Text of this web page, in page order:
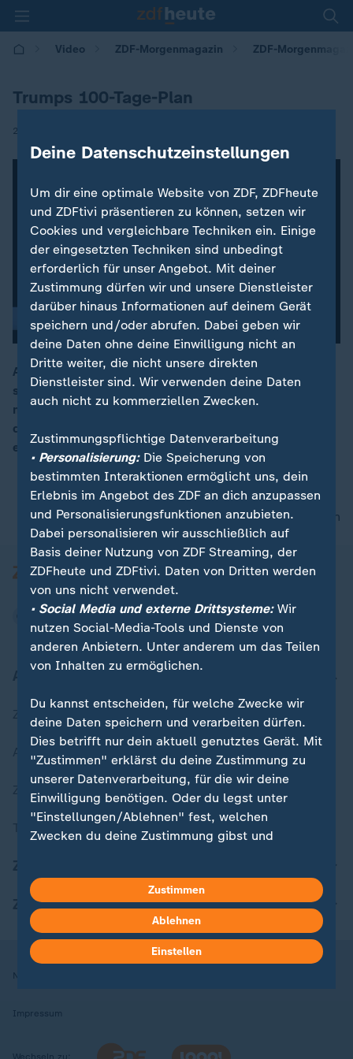
Video ZDF-Morgenmagazin ZDF-
Trumps 100-Tage-Plan
22.11.2016 | 08:35
00:05
America first - Wie das aussehen soll, davon werden
sich die Amerikaner nun Schritt für Schritt ein Bild
machen können. In einer Videobotschaft hat der
designierte US-Präsident Trump sein Programm für die
ersten 100 Tage präsentiert.
nach oben
Zuletzt veröffentlicht
Aktuelle Sendungs-Videos
ZDFheute Stories
Themen im Überblick
ZDFheute Apps
Nutzungsbedingungen
Impressum
Wechseln zu:
Deine Datenschutzeinstellungen
Um dir eine optimale Website von ZDF, ZDFheute
und ZDFtivi präsentieren zu können, setzen wir
Cookies und vergleichbare Techniken ein. Einige
der eingesetzten Techniken sind unbedingt
erforderlich für unser Angebot. Mit deiner
Zustimmung dürfen wir und unsere Dienstleister
darüber hinaus Informationen auf deinem Gerät
speichern und/oder abrufen. Dabei geben wir
deine Daten ohne deine Einwilligung nicht an
Dritte weiter, die nicht unsere direkten
Dienstleister sind. Wir verwenden deine Daten
auch nicht zu kommerziellen Zwecken.
Zustimmungspflichtige Datenverarbeitung
• Personalisierung:Die Speicherung von
bestimmten Interaktionen ermöglicht uns, dein
Erlebnis im Angebot des ZDF an dich anzupassen
und Personalisierungsfunktionen anzubieten.
Dabei personalisieren wir ausschließlich auf
Basis deiner Nutzung von ZDF Streaming, der
ZDFheute und ZDFtivi. Daten von Dritten werden
von uns nicht verwendet.
• Social Media und externe Drittsysteme:Wir
nutzen Social-Media-Tools und Dienste von
anderen Anbietern. Unter anderem um das Teilen
von Inhalten zu ermöglichen.
Du kannst entscheiden, für welche Zwecke wir
deine Daten speichern und verarbeiten dürfen.
Dies betrifft nur dein aktuell genutztes Gerät. Mit
"Zustimmen" erklärst du deine Zustimmung zu
unserer Datenverarbeitung, für die wir deine
Einwilligung benötigen. Oder du legst unter
"Einstellungen/Ablehnen" fest, welchen
Zwecken du deine Zustimmung gibst und
in deinen Einstellungen widerrufen oder ändern.
Hier findest du das Impressum.
Weitere Informationen findest du in unserer
Datenschutzerklärung.
Zustimmen
Ablehnen
Einstellen